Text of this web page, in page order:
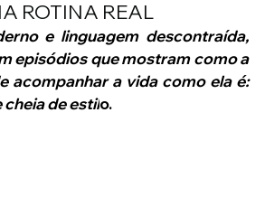
ROTINA REAL
e linguagem descontraída,
episódios que mostram como a
acompanhar a vida como ela é:
de estilo.